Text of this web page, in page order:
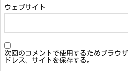
ウェブサイト
次回のコメントで使用するためブラウ
ドレス、サイトを保存する。